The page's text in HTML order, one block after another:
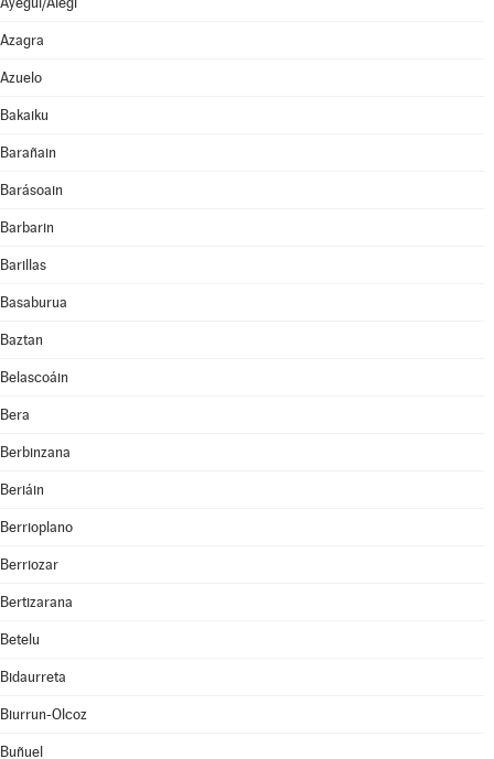
Azagra
Azuelo
Bakaiku
Barañain
Barásoain
Barbarin
Barillas
Basaburua
Baztan
Belascoáin
Bera
Berbinzana
Beriáin
Berrioplano
Berriozar
Bertizarana
Betelu
Bidaurreta
Biurrun-Olcoz
Buñuel